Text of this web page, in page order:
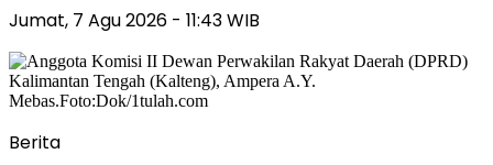
Jumat, 7 Agu 2026 - 11:43 WIB
Berita